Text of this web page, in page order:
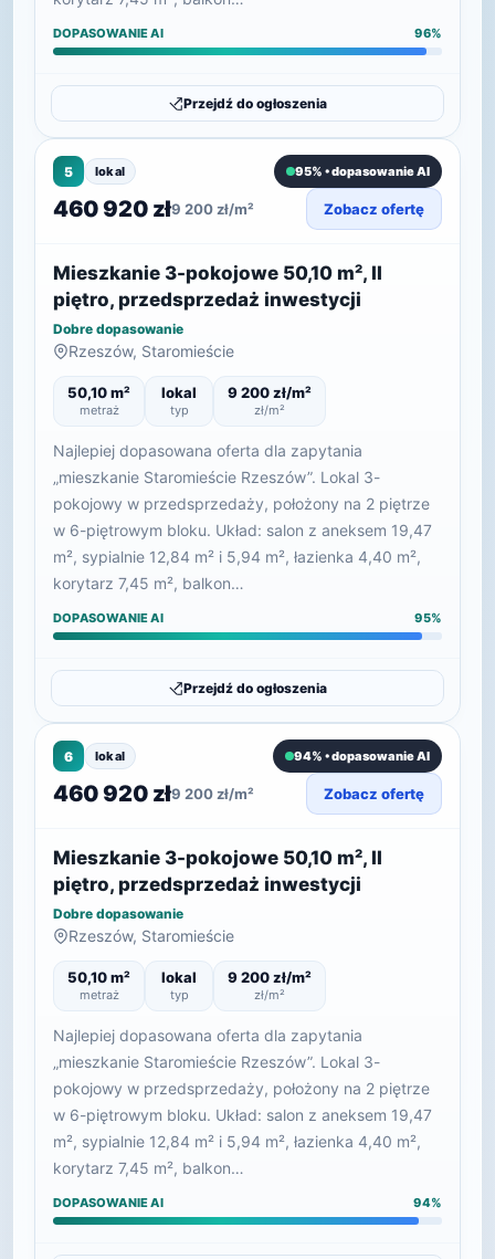
DOPASOWANIE AI 96%
Przejdź do ogłoszenia
5 lokal 95% • dopasowanie AI
460 920 zł9 200 zł/m² Zobacz ofertę
Mieszkanie 3-pokojowe 50,10 m², II
piętro, przedsprzedaż inwestycji
Dobre dopasowanie
Rzeszów, Staromieście
50,10 m²
metraż
lokal
typ
9 200 zł/m²
zł/m²
Najlepiej dopasowana oferta dla zapytania
„mieszkanie Staromieście Rzeszów”. Lokal 3-
pokojowy w przedsprzedaży, położony na 2 piętrze
w 6-piętrowym bloku. Układ: salon z aneksem 19,47
m², sypialnie 12,84 m² i 5,94 m², łazienka 4,40 m²,
korytarz 7,45 m², balkon…
DOPASOWANIE AI 95%
Przejdź do ogłoszenia
6 lokal 94% • dopasowanie AI
460 920 zł9 200 zł/m² Zobacz ofertę
Mieszkanie 3-pokojowe 50,10 m², II
piętro, przedsprzedaż inwestycji
Dobre dopasowanie
Rzeszów, Staromieście
50,10 m²
metraż
lokal
typ
9 200 zł/m²
zł/m²
Najlepiej dopasowana oferta dla zapytania
„mieszkanie Staromieście Rzeszów”. Lokal 3-
pokojowy w przedsprzedaży, położony na 2 piętrze
w 6-piętrowym bloku. Układ: salon z aneksem 19,47
m², sypialnie 12,84 m² i 5,94 m², łazienka 4,40 m²,
korytarz 7,45 m², balkon…
DOPASOWANIE AI 94%